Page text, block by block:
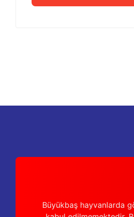
Ürün bilgilerinde hatalar
Büyükbaş hayvanlarda